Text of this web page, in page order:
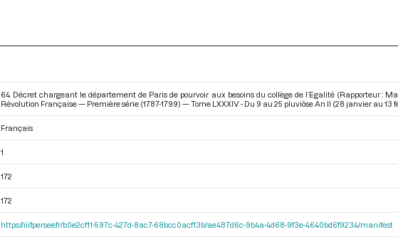
64. Décret chargeant le département de Paris de pourvoir aux besoins du collège de l’Egalité (Rapporteur :
Révolution Française — Première série (1787-1799) — Tome LXXXIV - Du 9 au 25 pluviôse An II (28 janvier au 13
Français
1
172
172
https://iiif.persee.fr/b0e2cf11-597c-427d-8ac7-68bcc0acf13b/ae487d6c-9b4a-4d68-9f3e-4640bd6f9234/manifest